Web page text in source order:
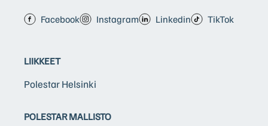
Facebook Instagram Linkedin TikTok
LIIKKEET
Polestar Helsinki
POLESTAR MALLISTO